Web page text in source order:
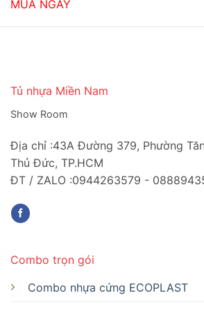
4,800,000₫.
MUA NGAY
Tủ nhựa Miền Nam
Show Room
Địa chỉ :43A Đường 379, Phường
Thủ Đức, TP.HCM
ĐT / ZALO :0944263579 -
Combo trọn gói
Combo nhựa cứng ECOPLAST